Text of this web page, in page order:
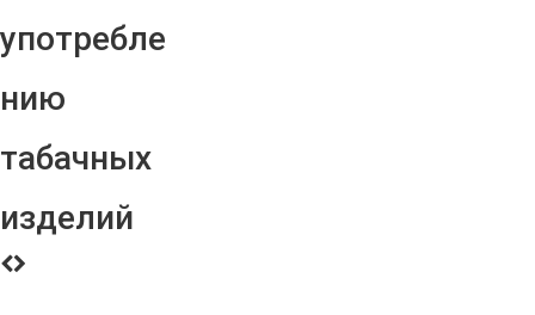
употребле
нию
табачных
изделий